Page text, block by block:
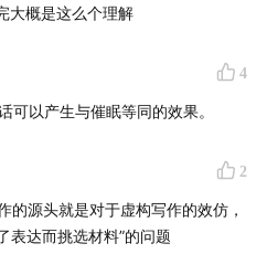
搜集也受既有认知引导
，而是协调认知与现实
，不能先大纲后填肉
资料将无法筛选重点
才能知道创作何时完成
大概是这么个理解
4
可以产生与催眠等同的效果。
2
的源头就是对于虚构写作的效仿，
表达而挑选材料”的问题